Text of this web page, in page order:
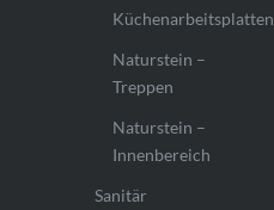
Küchenarbeitsplatten
Naturstein –
Treppen
Naturstein –
Innenbereich
Sanitär